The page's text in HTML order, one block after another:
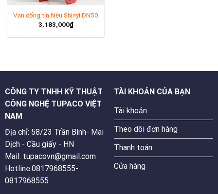
Van cổng tín hiệu Shinyi DN50
3,183,000₫
CÔNG TY TNHH KỸ THUẬT
CÔNG NGHỆ TUPACO VIỆT
NAM
Địa chỉ: 58/23 Trần Bình- Mai
Dịch - Cầu giấy - HN
Mail: tupacovn@gmail.com
Hotline:0817968555-
0817968555
TÀI KHOẢN CỦA BẠN
Tài khoản
Theo dõi đơn hàng
Thanh toán
Cửa hàng